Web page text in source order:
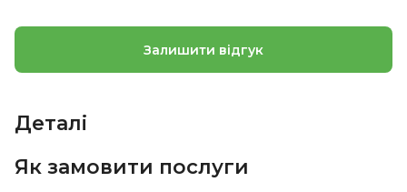
Залишити відгук
Деталі
Як замовити послуги